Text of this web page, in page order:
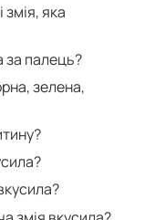
змія, яка
за палець?
зелена,